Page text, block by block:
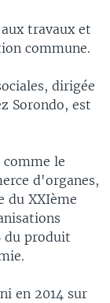
travaux et
commune.
dirigée
Sorondo, est
le
d'organes,
du XXIème
du produit
en 2014 sur